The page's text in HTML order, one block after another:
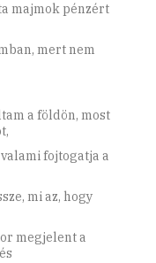
majmok pénzért
mert nem
a földön, most
fojtogatja a
mi az, hogy
megjelent a